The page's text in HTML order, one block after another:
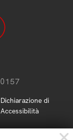
Dichiarazione di
Accessibilità